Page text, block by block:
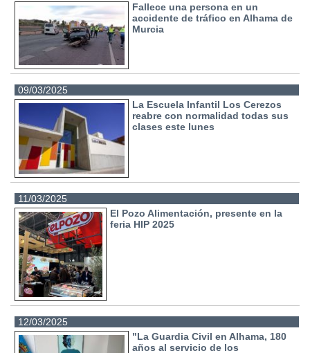
Fallece una persona en un
accidente de tráfico en Alhama de
Murcia
09/03/2025
La Escuela Infantil Los Cerezos
reabre con normalidad todas sus
clases este lunes
11/03/2025
El Pozo Alimentación, presente en la
feria HIP 2025
12/03/2025
"La Guardia Civil en Alhama, 180
años al servicio de los